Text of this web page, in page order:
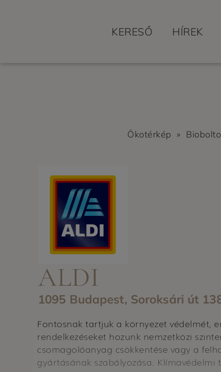
KERESŐ HÍREK
Ökotérkép »
ALDI
1095 Budapest, Soroksári út
Fontosnak tartjuk a környezet védelmét,
rendelkezéseket hozunk nemzetközi
csomagolóanyag csökkentése vagy a
gyártásának szabályozása. Klímavédelmi